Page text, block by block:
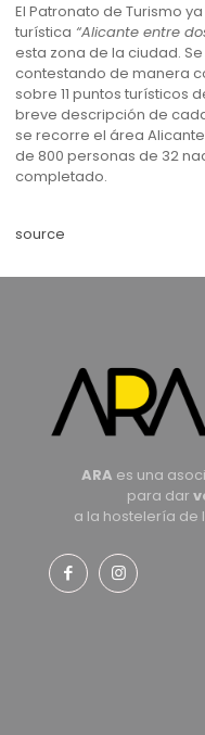
El Patronato de Turismo
turística “Alicante entre
esta zona de la ciudad.
contestando de manera
sobre 11 puntos turísticos
breve descripción de
se recorre el área
de 800 personas de 32
completado.
source
ARA es una
para dar
a la hostelería de